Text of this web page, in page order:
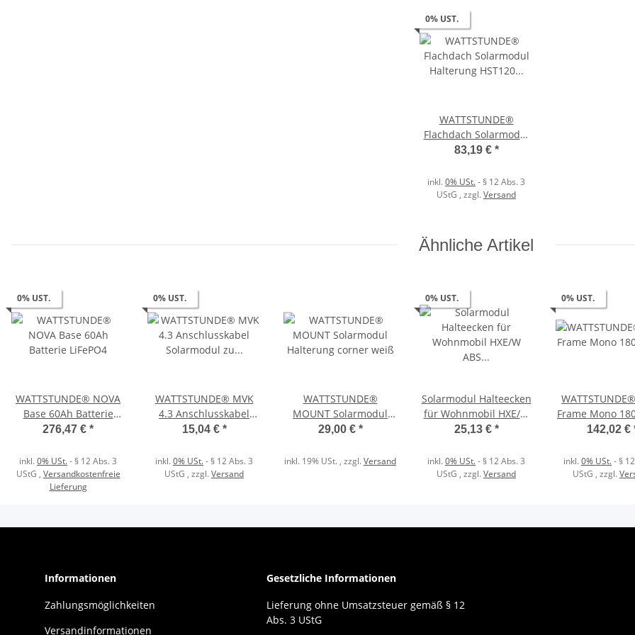
0% UST.
WATTSTUNDE®
Flachdach Solarmodul
Halterung HST120
83,19 € *
inkl.0% USt.- § 12 Abs. 3
UStG , zzgl.Versand
Ähnliche Artikel
0% UST.
WATTSTUNDE® NOVA
Base 60Ah Batterie
LiFePO4
276,47 € *
inkl.0% USt.- § 12 Abs. 3
UStG , Versandkostenfreie
Lieferung
0% UST.
WATTSTUNDE® MVK
4.3 Anschlusskabel
Solarmodul zu
4mm²
15,04 € *
inkl.0% USt.- § 12 Abs. 3
UStG , zzgl.Versand
WATTSTUNDE®
MOUNT Solarmodul
Halterung corner weiß
29,00 € *
inkl. 19% USt. , zzgl.Versand
0% UST.
Solarmodul Halteecken
für Wohnmobil HXE/W
ABS Kunststoff weiss
25,13 € *
inkl.0% USt.- § 12 Abs. 3
UStG , zzgl.Versand
0% UST.
Frame Mono
142,02 €
inkl.0% USt.- §
UStG , zzgl.
Informationen
Zahlungsmöglichkeiten
Versandinformationen
Gesetzliche Informationen
Lieferung ohne Umsatzsteuer gemäß § 12
Abs. 3 UStG